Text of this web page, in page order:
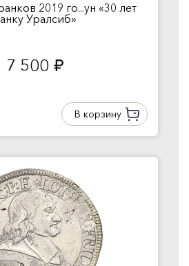
2019 го...ун «30 лет
Уралсиб»
7 500 руб.
В корзину